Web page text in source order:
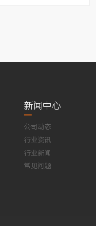
新闻中心
公司动态
行业资讯
行业新闻
常见问题